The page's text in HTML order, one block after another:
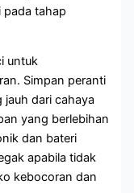
pada tahap
untuk
Simpan peranti
dari cahaya
yang berlebihan
dan bateri
apabila tidak
kebocoran dan